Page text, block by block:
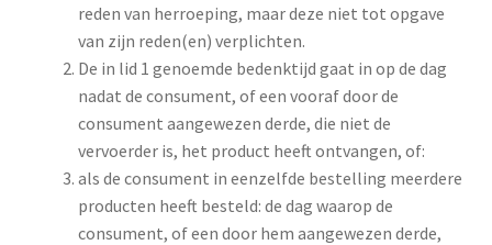
reden van herroeping, maar deze niet tot opgave
van zijn reden(en) verplichten.
De in lid 1 genoemde bedenktijd gaat in op de dag
nadat de consument, of een vooraf door de
consument aangewezen derde, die niet de
vervoerder is, het product heeft ontvangen, of:
als de consument in eenzelfde bestelling meerdere
producten heeft besteld: de dag waarop de
consument, of een door hem aangewezen derde,